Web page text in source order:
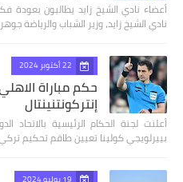
أعضاء نادي الشيخ زايد يطالبون
نادي الشيخ زايد، وزير الشباب والرياضة
22 أكتوبر 2024
حكم مباراة
إنتركونتنينتال
أعلنت لجنة الحكام الرئيسية بالاتحاد
بييرلويجي كولينا تعيين طاقم تحكيم
19 يوليو 2024